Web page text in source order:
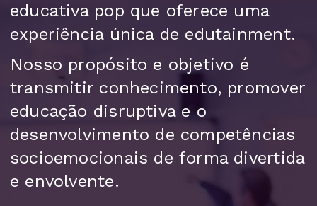
educativa pop que oferece uma
experiência única de edutainment.
Nosso propósito e objetivo é
transmitir conhecimento, promover
educação disruptiva e o
desenvolvimento de competências
socioemocionais de forma divertida
e envolvente.